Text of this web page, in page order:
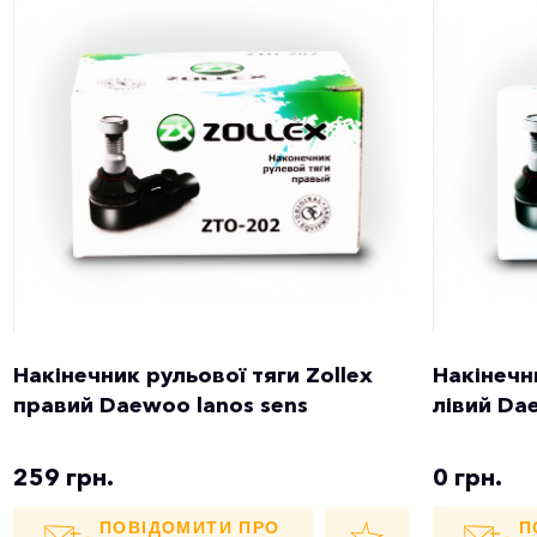
Накінечник рульової тяги Zollex
правий Daewoo lanos sens
259 грн.
ПОВІДОМИТИ ПРО
лівий
0 грн.